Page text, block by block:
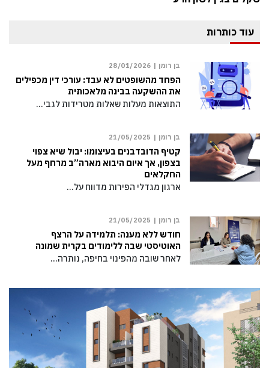
עוד כותרות
בן רומן | 28/01/2026
הפחד מהשופטים לא עבד: עורכי דין מכפילים
את ההשקעה בבינה מלאכותית
התוצאות מעלות שאלות מטרידות לגבי…
בן רומן | 21/05/2025
קטיף הדובדבנים בעיצומו: יבול שיא צפוי
בצפון, אך איום היבוא מארה”ב מרחף מעל
החקלאים
ארגון מגדלי הפירות מדווח על…
בן רומן | 21/05/2025
חודש ללא מענה: תלמידה על הרצף
האוטיסטי שבה ללימודים בקרית שמונה
לאחר שובה מהפינוי בחיפה, נותרה…